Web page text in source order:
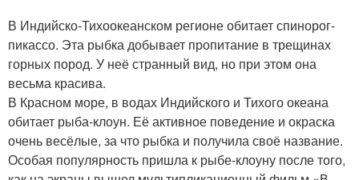
В Индийско-Тихоокеанском регионе обитает спинорог-
пикассо. Эта рыбка добывает пропитание в трещинах
горных пород. У неё странный вид, но при этом она
весьма красива.
В Красном море, в водах Индийского и Тихого океана
обитает рыба-клоун. Её активное поведение и окраска
очень весёлые, за что рыбка и получила своё название.
Особая популярность пришла к рыбе-клоуну после того,